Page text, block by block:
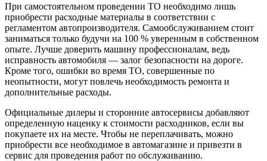
При самостоятельном проведении ТО необходимо лишь
приобрести расходные материалы в соответствии с
регламентом автопроизводителя. Самообслуживанием стоит
заниматься только будучи на 100 % уверенным в собственном
опыте. Лучше доверить машину профессионалам, ведь
исправность автомобиля — залог безопасности на дороге.
Кроме того, ошибки во время ТО, совершенные по
неопытности, могут повлечь необходимость ремонта и
дополнительные расходы.
Официальные дилеры и сторонние автосервисы добавляют
определенную наценку к стоимости расходников, если вы
покупаете их на месте. Чтобы не переплачивать, можно
приобрести все необходимое в автомагазине и привезти в
сервис для проведения работ по обслуживанию.